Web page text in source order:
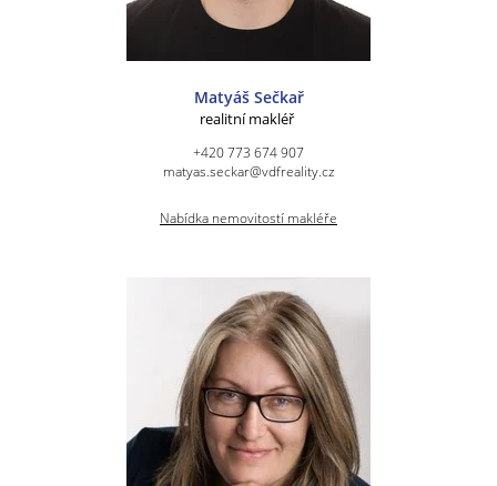
Matyáš Sečkař
realitní makléř
+420 773 674 907
matyas.seckar@vdfreality.cz
Nabídka nemovitostí makléře